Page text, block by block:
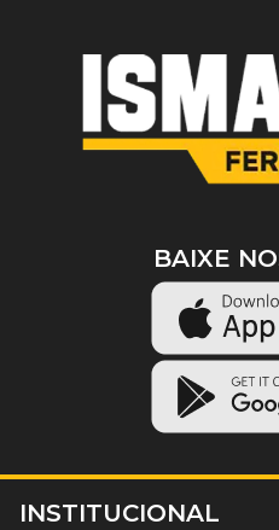
INSTITUCIONAL
BAIXE